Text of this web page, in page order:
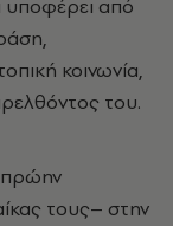
υποφέρει από
κοινωνία,
του.
πρώην
τους– στην